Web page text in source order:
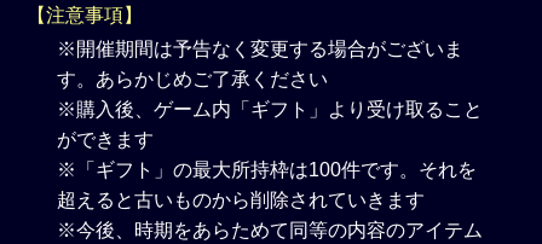
【注意事項】
※開催期間は予告なく変更する場合がございま
す。あらかじめご了承ください
※購入後、ゲーム内「ギフト」より受け取ること
ができます
※「ギフト」の最大所持枠は100件です。それを
超えると古いものから削除されていきます
※今後、時期をあらためて同等の内容のアイテム